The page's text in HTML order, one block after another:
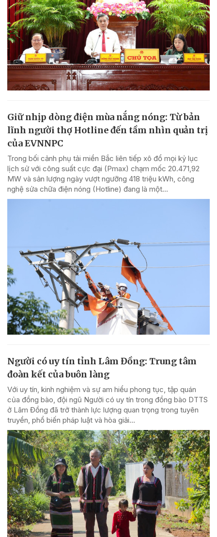
Giữ nhịp dòng điện mùa nắng nóng: Từ bản
lĩnh người thợ Hotline đến tầm nhìn quản trị
của EVNNPC
Trong bối cảnh phụ tải miền Bắc liên tiếp xô đổ mọi kỷ lục
lịch sử với công suất cực đại (Pmax) chạm mốc 20.471,92
MW và sản lượng ngày vượt ngưỡng 418 triệu kWh, công
nghệ sửa chữa điện nóng (Hotline) đang là một...
Người có uy tín tỉnh Lâm Đồng: Trung tâm
đoàn kết của buôn làng
Với uy tín, kinh nghiệm và sự am hiểu phong tục, tập quán
của đồng bào, đội ngũ Người có uy tín trong đồng bào DTTS
ở Lâm Đồng đã trở thành lực lượng quan trọng trong tuyên
truyền, phổ biến pháp luật và hòa giải...